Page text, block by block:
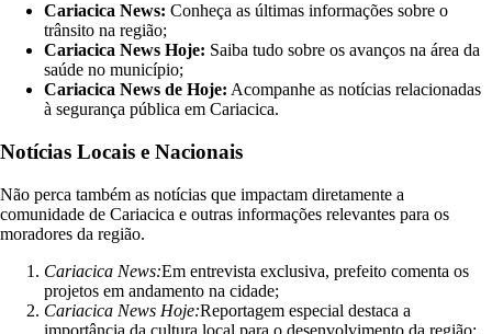
Cariacica News: Conheça as últimas informações sobre o
trânsito na região;
Cariacica News Hoje: Saiba tudo sobre os avanços na área da
saúde no município;
Cariacica News de Hoje: Acompanhe as notícias relacionadas
à segurança pública em Cariacica.
Notícias Locais e Nacionais
Não perca também as notícias que impactam diretamente a
comunidade de Cariacica e outras informações relevantes para os
moradores da região.
Cariacica News:Em entrevista exclusiva, prefeito comenta os
projetos em andamento na cidade;
Cariacica News Hoje:Reportagem especial destaca a
importância da cultura local para o desenvolvimento da região;